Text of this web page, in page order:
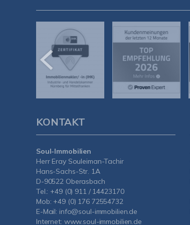
KONTAKT
Soul-Immobilien
Herr Eray Souleiman-Tachir
Hans-Sachs-Str. 1A
D-90522 Oberasbach
Tel.: +49 (0) 911 / 14423170
Mob: +49 (0) 176 72554732
E-Mail: info@soul-immobilien.de
Internet: www.soul-immobilien.de